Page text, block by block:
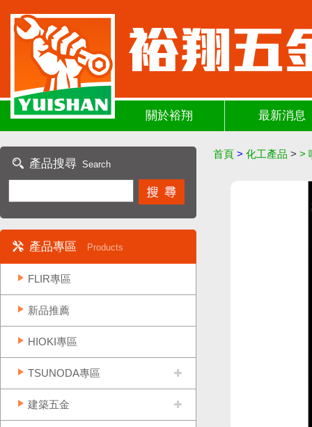
關於裕翔 最新消息
產品搜尋 Search
產品專區 Products
FLIR專區
新品推薦
HIOKI專區
TSUNODA專區
建築五金
首頁 > 化工產品 > >